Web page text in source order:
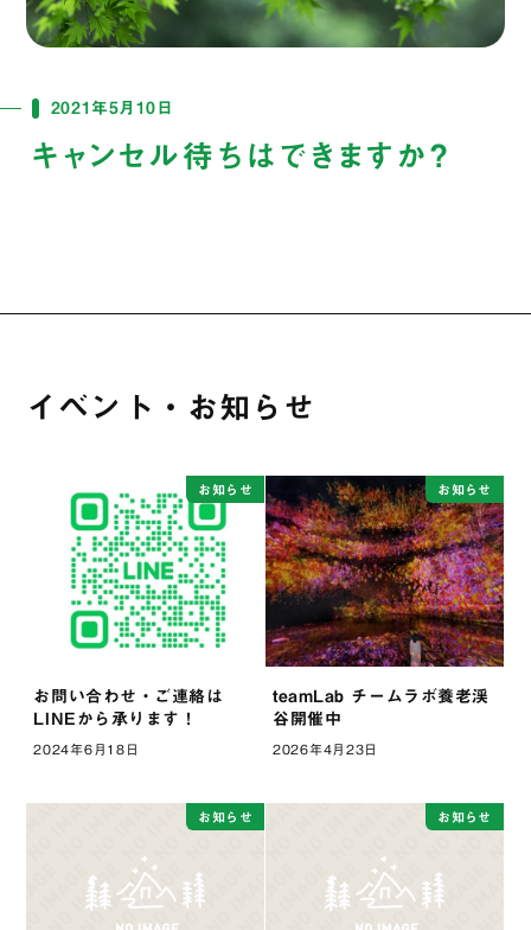
2021年5月10日
キャンセル待ちはできますか？
イベント・お知らせ
お知らせ
お問い合わせ・ご連絡は
LINEから承ります！
2024年6月18日
お知らせ
teamLab チームラボ養老渓
谷開催中
2026年4月23日
お知らせ お知らせ